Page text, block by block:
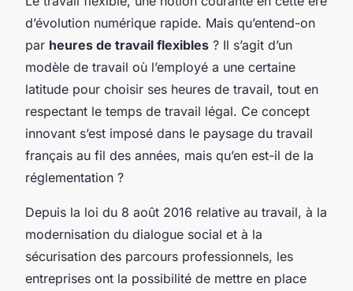
d’évolution numérique rapide. Mais qu’entend-on
par heures de travail flexibles ? Il s’agit d’un
modèle de travail où l’employé a une certaine
latitude pour choisir ses heures de travail, tout en
respectant le temps de travail légal. Ce concept
innovant s’est imposé dans le paysage du travail
français au fil des années, mais qu’en est-il de la
réglementation ?
Depuis la loi du 8 août 2016 relative au travail, à la
modernisation du dialogue social et à la
sécurisation des parcours professionnels, les
entreprises ont la possibilité de mettre en place